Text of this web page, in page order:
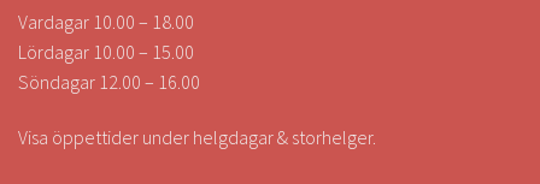
Vardagar 10.00 – 18.00
Lördagar 10.00 – 15.00
Söndagar 12.00 – 16.00
Visa öppettider under helgdagar & storhelger.